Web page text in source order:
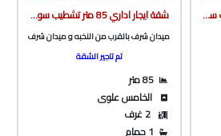
شقة ايجار 145 متر إداري تشطيب سوبر لوكس ف برج بأسانسير ع شارع طلعت حرب الرئيسى من شركة الوسيط العقارية بشبين الكوم شقة ايجار اداري 85 متر تشطيب سوبر لوكس أول سكن ف برج جديد بأسانسير ف ميدان شرف من شركة الوسيط العقارية بشبين الكوم
ميدان شرف بالقرب من النخبه و ميدان شرف
تم تاجير الشقة
85 متر
الخامس علوى
2 غرف
1 حمام